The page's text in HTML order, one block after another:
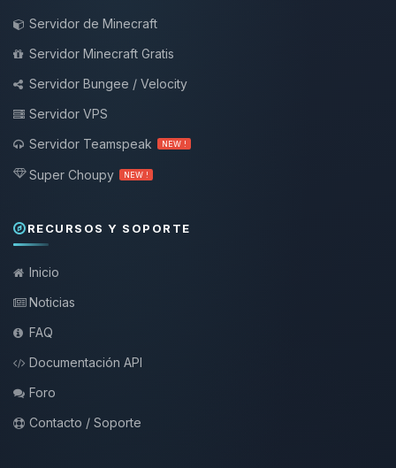
Servidor de Minecraft
Servidor Minecraft Gratis
Servidor Bungee / Velocity
Servidor VPS
Servidor Teamspeak
NEW !
Super Choupy NEW !
RECURSOS Y SOPORTE
Inicio
Noticias
FAQ
Documentación API
Foro
Contacto / Soporte